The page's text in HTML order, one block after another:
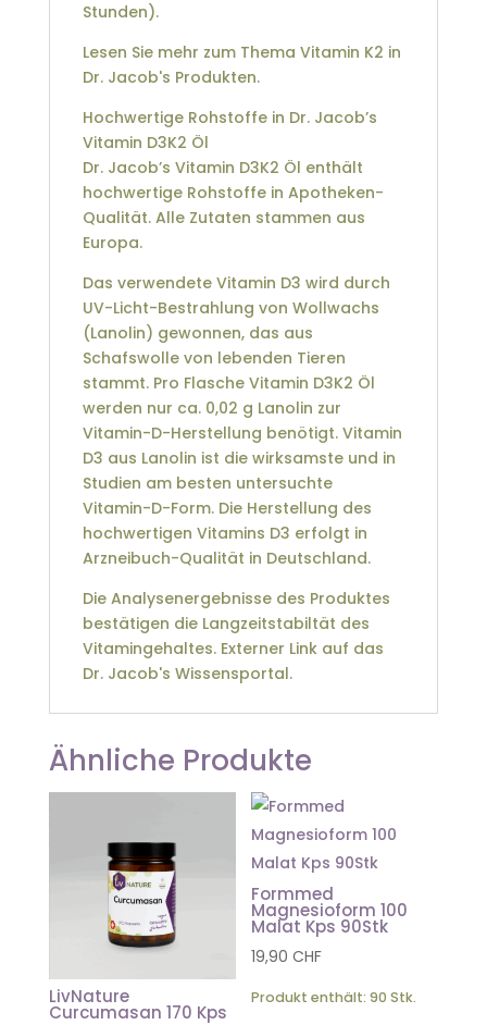
Stunden).
Lesen Sie mehr zum Thema Vitamin K2 in
Dr. Jacob's Produkten.
Hochwertige Rohstoffe in Dr. Jacob’s
Vitamin D3K2 Öl
Dr. Jacob’s Vitamin D3K2 Öl enthält
hochwertige Rohstoffe in Apotheken-
Qualität. Alle Zutaten stammen aus
Europa.
Das verwendete Vitamin D3 wird durch
UV-Licht-Bestrahlung von Wollwachs
(Lanolin) gewonnen, das aus
Schafswolle von lebenden Tieren
stammt. Pro Flasche Vitamin D3K2 Öl
werden nur ca. 0,02 g Lanolin zur
Vitamin-D-Herstellung benötigt. Vitamin
D3 aus Lanolin ist die wirksamste und in
Studien am besten untersuchte
Vitamin-D-Form. Die Herstellung des
hochwertigen Vitamins D3 erfolgt in
Arzneibuch-Qualität in Deutschland.
Die Analysenergebnisse des Produktes
bestätigen die Langzeitstabiltät des
Vitamingehaltes. Externer Link auf das
Dr. Jacob's Wissensportal.
Ähnliche Produkte
LivNature
Curcumasan 170 Kps
Formmed
Magnesioform 100
Malat Kps 90Stk
19,90CHF
Produkt enthält: 90Stk.